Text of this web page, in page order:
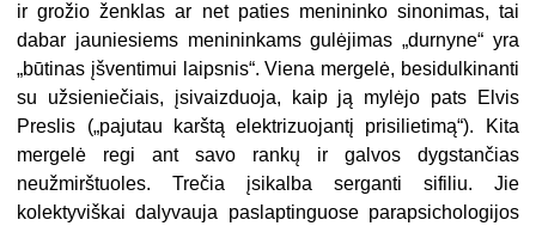
ir grožio ženklas ar net paties menininko sinonimas, tai
dabar jauniesiems menininkams gulėjimas „durnyne“ yra
„būtinas įšventimui laipsnis“. Viena mergelė, besidulkinanti
su užsieniečiais, įsivaizduoja, kaip ją mylėjo pats Elvis
Preslis („pajutau karštą elektrizuojantį prisilietimą“). Kita
mergelė regi ant savo rankų ir galvos dygstančias
neužmirštuoles. Trečia įsikalba serganti sifiliu. Jie
kolektyviškai dalyvauja paslaptinguose parapsichologijos